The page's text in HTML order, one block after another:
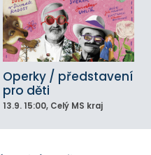
Operky / představení
pro děti
13.9. 15:00, Celý MS kraj